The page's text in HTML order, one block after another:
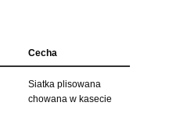
Cecha
Siatka plisowana
chowana w kasecie